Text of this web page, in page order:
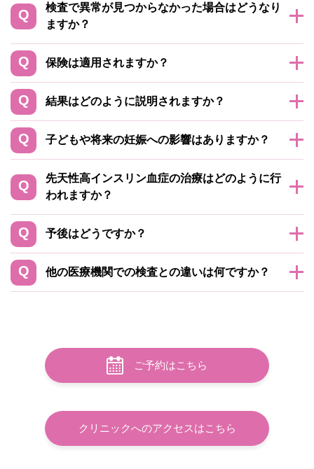
検査で異常が見つからなかった場合はどうなり
ますか？
保険は適用されますか？
結果はどのように説明されますか？
子どもや将来の妊娠への影響はありますか？
先天性高インスリン血症の治療はどのように行
われますか？
予後はどうですか？
他の医療機関での検査との違いは何ですか？
ご予約はこちら
クリニックへのアクセスはこちら